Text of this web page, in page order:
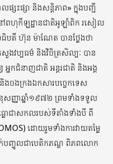
ផ្សះផ្សា និងសន្តិភាព» ក្នុងបញ្ជី
ៅពហុកីឡដ្ឋានជាតិអូឡាំពិក រសៀល
ធិបតី ហ៊ុន ម៉ាណែត បានថ្លែងថា
ងវប្បធម៌ និងវិចិត្រសិល្បៈ បាន
កជំនាញជាតិ អន្តរជាតិ និងអង្គ
ងចងក្រងឯកសារបច្ចេកទេស
សញ្ញាឆ្នាំ១៩៧២ ព្រមទាំងទទួល
លោជាសកលរបស់ទីតាំងទាំងបី ពី
ដោយរួមទាំងការវាយតម្លៃ
បញ្ចូលជាបេតិកភណ្ឌ ពិភពលោក